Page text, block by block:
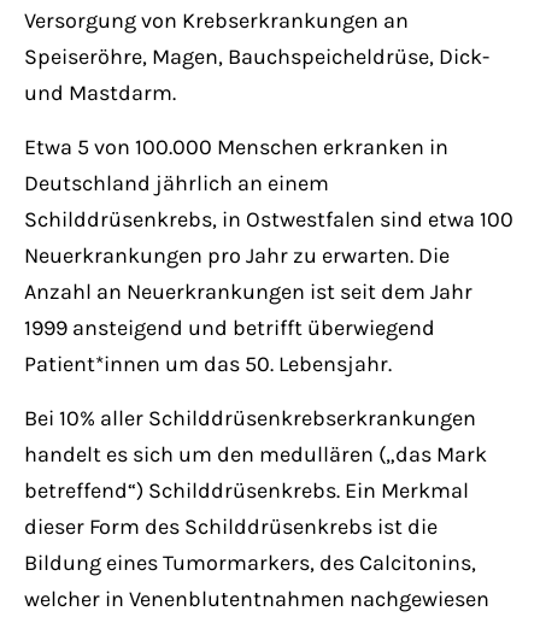
Versorgung von Krebserkrankungen an
Speiseröhre, Magen, Bauchspeicheldrüse, Dick-
und Mastdarm.
Etwa 5 von 100.000 Menschen erkranken in
Deutschland jährlich an einem
Schilddrüsenkrebs, in Ostwestfalen sind etwa 100
Neuerkrankungen pro Jahr zu erwarten. Die
Anzahl an Neuerkrankungen ist seit dem Jahr
1999 ansteigend und betrifft überwiegend
Patient*innen um das 50. Lebensjahr.
Bei 10% aller Schilddrüsenkrebserkrankungen
handelt es sich um den medullären („das Mark
betreffend“) Schilddrüsenkrebs. Ein Merkmal
dieser Form des Schilddrüsenkrebs ist die
Bildung eines Tumormarkers, des Calcitonins,
welcher in Venenblutentnahmen nachgewiesen